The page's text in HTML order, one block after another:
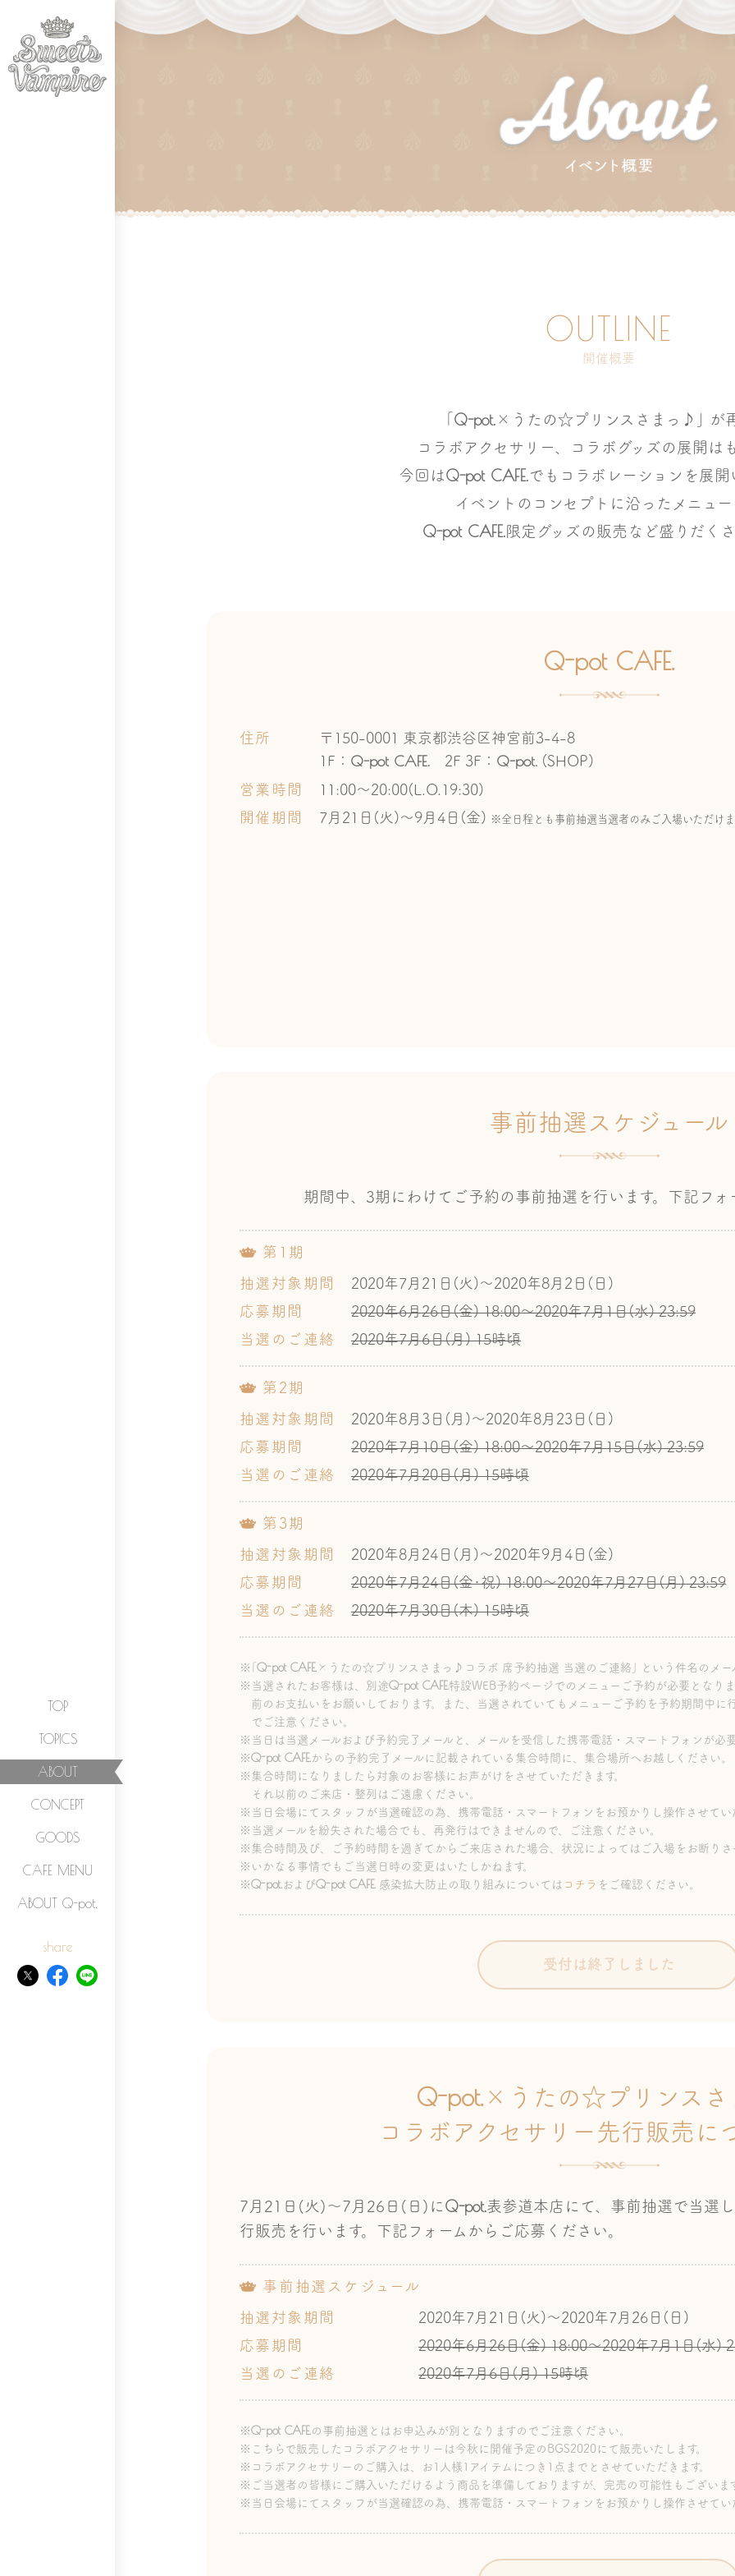
TOP
TOPICS
ABOUT
CONCEPT
GOODS
CAFE MENU
ABOUT Q-pot.
share
OUTLINE
開催概要
Q-pot. ×うたの☆プリンスさまっ♪｣ が
コラボアクセサリー、コラボグッズの展開は
今回はQ-pot CAFE.でも コラボレーションを展開
イベントのコンセプトに沿ったメニュー
Q-pot CAFE.限定グッズの販売など盛りだく
Q-pot CAFE.
住所
〒150-0001 東京都渋谷区神宮前3-4-8
1F： Q-pot CAFE. 2F 3F： Q-pot. (SHOP)
営業時間
11:00～20:00(L.O.19:30)
開催期間
7月21日(火)～9月4日(金) ※全日程とも事前抽選当選者のみご入場いただけま
事前抽選スケジュール
期間中、3期にわけてご予約の事前抽選を行います。下記フ
第1期
抽選対象期間
2020年7月21日(火)～2020年8月2日(日)
応募期間
2020年6月26日(金) 18:00～2020年7月1日(水) 23:59
当選のご連絡
2020年7月6日(月) 15時頃
第2期
抽選対象期間
2020年8月3日(月)～2020年8月23日(日)
応募期間
2020年7月10日(金) 18:00～2020年7月15日(水) 23:59
当選のご連絡
2020年7月20日(月) 15時頃
第3期
抽選対象期間
2020年8月24日(月)～2020年9月4日(金)
応募期間
2020年7月24日(金･祝) 18:00～2020年7月27日(月) 23:59
当選のご連絡
2020年7月30日(木) 15時頃
※｢ Q-pot CAFE. ×うたの☆プリンスさまっ♪コラボ 席予約抽選 当選のご連絡｣ という件名のメー
※当選されたお客様は、別途Q-pot CAFE.特設WEB予約ページでのメニューご予約が必要となり
前のお支払いをお願いしております。また、当選されていてもメニューご予約を予約期間中に
でご注意ください。
※当日は当選メールおよび予約完了メールと、メールを受信した携帯電話・スマートフォンが必
※Q-pot CAFE.からの予約完了メールに記載されている集合時間に、集合場所へお越しください。
※集合時間になりましたら対象のお客様にお声がけをさせていただきます。
それ以前のご来店・整列はご遠慮ください。
※当日会場にてスタッフが当選確認の為、携帯電話・スマートフォンをお預かりし操作させてい
※当選メールを紛失された場合でも、再発行はできませんので、ご注意ください。
※集合時間及び、ご予約時間を過ぎてからご来店された場合、状況によってはご入場をお断りさ
※いかなる事情でもご当選日時の変更はいたしかねます。
※Q-pot. およびQ-pot CAFE. 感染拡大防止の取り組みについては コチラ をご確認ください。
受付は終了しました
Q-pot. ×うたの☆プリンス
コラボアクセサリー 先行販売に
7月21日(火)～7月26日(日)に Q-pot.表参道本店にて、事前抽選で当選
行販売を行います。下記フォームからご応募ください。
事前抽選スケジュール
抽選対象期間
2020年7月21日(火)～2020年7月26日(日)
応募期間
2020年6月26日(金) 18:00～2020年7月1日(水)
当選のご連絡
2020年7月6日(月) 15時頃
※Q-pot CAFE.の事前抽選とはお申込みが別となりますのでご注意ください。
※こちらで販売したコラボアクセサリーは今秋に開催予定のBGS2020にて販売いたします。
※コラボアクセサリーのご購入は、お1人様1アイテムにつき1点までとさせていただきます。
※ご当選者の皆様にご購入いただけるよう商品を準備しておりますが、完売の可能性もございま
※当日会場にてスタッフが当選確認の為、携帯電話・スマートフォンをお預かりし操作させてい